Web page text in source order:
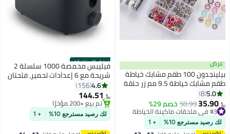
عرض
بيلينجدون 100 طقم مشابك خياطة
طقم مشابك خياطة 9.5 مم زر حلقة
معدنية ذات شوكة مع أداة تثبيت
للخياطة والحرف اليدوية
5.0
8
﷼‏35.90
50.99خصم 29% #3 في ملحقات ماكينة الخياطة
أقل سعر في 7 يوم
#3 في ملحقات ماكينة الخياطة
لك رصيد مسترجع 10% + 1
أفضل المنتجات فيليبس محمصة 1000 سلسلة 2
شريحة مع 6 إعدادات تحمير، فتحتان
عريضتان لمجموعة متنوعة من
الشرائح من الخبز إلى البيغلز
4.6
156
﷼‏144.51
#1 في ماكينات التحميص
باقي 4 وحدات في المخزون
تم بيع +200 مؤخرًا
#1 في ماكينات التحميص
لك رصيد مسترجع 10% + 1